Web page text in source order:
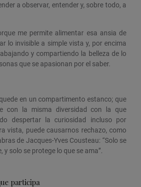
a observar, entender y, sobre todo, a
me permite alimentar esa ansia de
lo invisible a simple vista y, por encima
y compartiendo la belleza de lo
que se apasionan por el saber.
en un compartimento estanco; que
con la misma diversidad con la que
despertar la curiosidad incluso por
vista, puede causarnos rechazo, como
de Jacques-Yves Cousteau: “Solo se
y solo se protege lo que se ama”.
participa